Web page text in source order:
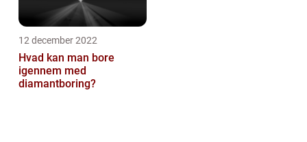
12 december 2022
Hvad kan man bore
igennem med
diamantboring?